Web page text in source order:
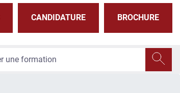
CANDIDATURE BROCHURE